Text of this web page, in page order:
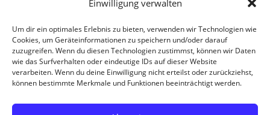
Einwilligung verwalten
Um dir ein optimales Erlebnis zu bieten, verwenden wir Technologien wie
Cookies, um Geräteinformationen zu speichern und/oder darauf
zuzugreifen. Wenn du diesen Technologien zustimmst, können wir Daten
wie das Surfverhalten oder eindeutige IDs auf dieser Website
verarbeiten. Wenn du deine Einwilligung nicht erteilst oder zurückziehst,
können bestimmte Merkmale und Funktionen beeinträchtigt werden.
 EMAIL
info@fewo-woessner.de
IMPRESSUM & DATENSCHUTZ